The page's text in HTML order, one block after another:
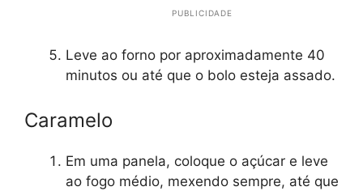
PUBLICIDADE
Leve ao forno por aproximadamente 40
minutos ou até que o bolo esteja assado.
Caramelo
Em uma panela, coloque o açúcar e leve
ao fogo médio, mexendo sempre, até que